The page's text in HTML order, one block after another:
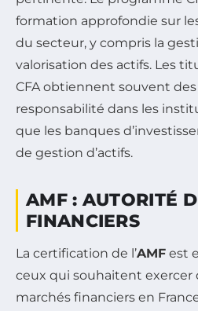
formation approfondie sur
du secteur, y compris la
valorisation des actifs. Les
CFA obtiennent souvent des
responsabilité dans les
que les banques
de gestion d’actifs.
AMF : AUTORITÉ
FINANCIERS
La certification de l’AMF est
ceux qui souhaitent exercer
marchés financiers en